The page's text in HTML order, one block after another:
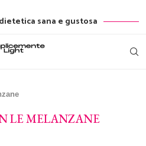
sana e gustosa
LE MELANZANE